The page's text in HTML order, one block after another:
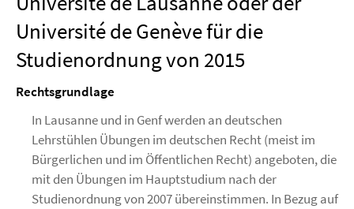
Université de Genève für die
Studienordnung von 2015
Rechtsgrundlage
In Lausanne und in Genf werden an deutschen
Lehrstühlen Übungen im deutschen Recht (meist im
Bürgerlichen und im Öffentlichen Recht) angeboten, die
mit den Übungen im Hauptstudium nach der
Studienordnung von 2007 übereinstimmen. In Bezug auf